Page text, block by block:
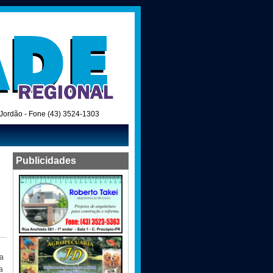
- Fone (43) 3524-1303
Publicidades